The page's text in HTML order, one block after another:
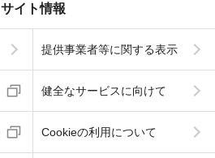
サイト情報
提供事業者等に関する表示
健全なサービスに向けて
Cookieの利用について